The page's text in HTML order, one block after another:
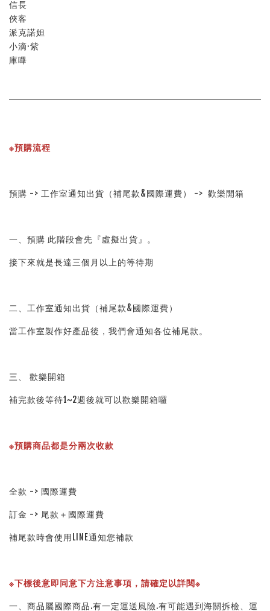
信長
俠客
派克諾妲
小滴·紫
庫嗶
※預購流程
預購 -> 工作室通知出貨（補尾款&國際運費） ->  歡樂開箱
一、預購 此階段會先『虛擬出貨』。
接下來就是長達三個月以上的等待期
二、工作室通知出貨（補尾款&國際運費）
當工作室製作好產品後，我們會通知各位補尾款。
三、 歡樂開箱
補完款後等待1~2週後就可以歡樂開箱囉
※預購商品都是分兩次收款
全款 -> 國際運費
訂金 -> 尾款＋國際運費
補尾款時會使用LINE通知您補款
※下標後意即同意下方注意事項，請確定以詳閱※
一、商品屬國際商品.有一定運送風險.有可能遇到海關拆檢、運